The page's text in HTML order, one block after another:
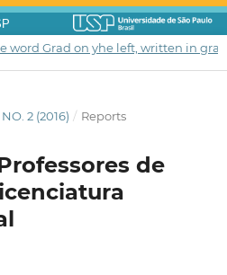
2 (2016) / Reports
de